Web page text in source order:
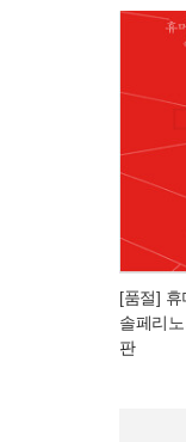
[품절]
솔페리
판